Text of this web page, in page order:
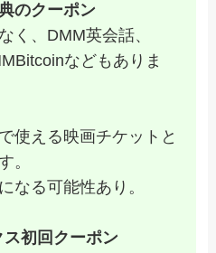
のクーポン
く、DMM英会話、
などもありま
使える映画チケットと
。
なる可能性あり。
ス初回クーポン